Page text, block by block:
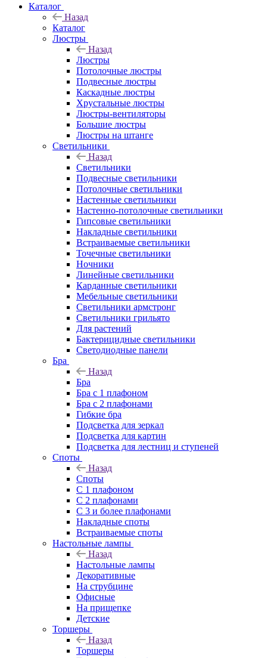
Каталог
Назад
Каталог
Люстры
Назад
Люстры
Потолочные люстры
Подвесные люстры
Каскадные люстры
Хрустальные люстры
Люстры-вентиляторы
Большие люстры
Люстры на штанге
Светильники
Назад
Светильники
Подвесные светильники
Потолочные светильники
Настенные светильники
Настенно-потолочные светильники
Гипсовые светильники
Накладные светильники
Встраиваемые светильники
Точечные светильники
Ночники
Линейные светильники
Карданные светильники
Мебельные светильники
Светильники армстронг
Светильники грильято
Для растений
Бактерицидные светильники
Светодиодные панели
Бра
Назад
Бра
Бра с 1 плафоном
Бра с 2 плафонами
Гибкие бра
Подсветка для зеркал
Подсветка для картин
Подсветка для лестниц и ступеней
Споты
Назад
Споты
С 1 плафоном
С 2 плафонами
С 3 и более плафонами
Накладные споты
Встраиваемые споты
Настольные лампы
Назад
Настольные лампы
Декоративные
На струбцине
Офисные
На прищепке
Детские
Торшеры
Назад
Торшеры